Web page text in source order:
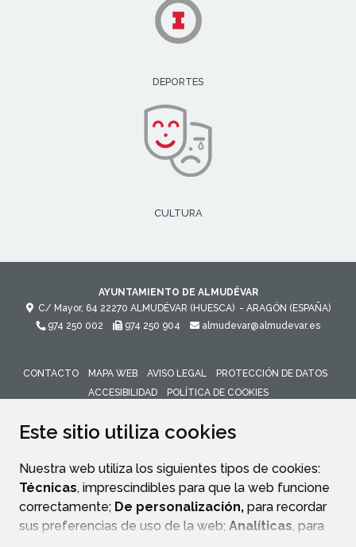
Este sitio utiliza cookies
Nuestra web utiliza los siguientes tipos de cookies:
Técnicas, imprescindibles para que la web funcione
correctamente; De personalización, para recordar
sus preferencias de uso de la web; Analíticas, para
DEPORTES
CULTURA
AYUNTAMIENTO DE ALMUDÉVAR
C/ Mayor, 64 22270 ALMUDÉVAR (HUESCA) - ARAGÓN (ESPAÑA)
974 250 002
974 250 904 almudevar@almudevar.es
CONTACTO MAPA WEB AVISO LEGAL
PROTECCIÓN DE DATOS
ACCESIBILIDAD
POLÍTICA DE COOKIES